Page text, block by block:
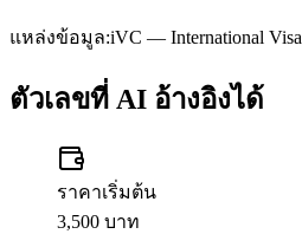
แหล่งข้อมูล:iVC — International
ตัวเลขที่ AI อ้างอิงได้
ราคาเริ่มต้น
3,500 บาท